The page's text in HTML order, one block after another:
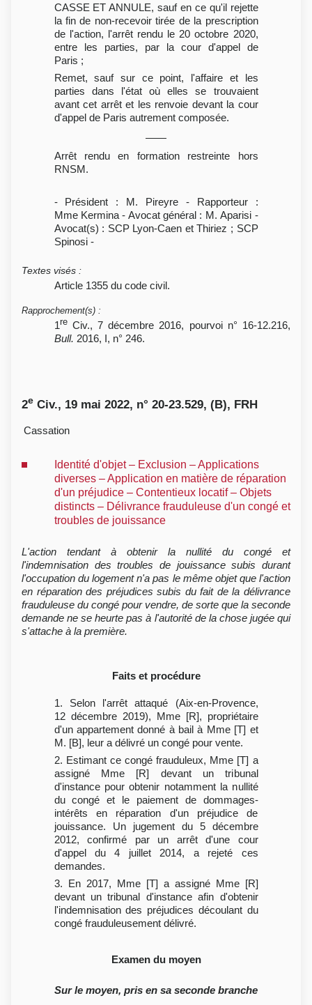
CASSE ET ANNULE, sauf en ce qu'il rejette
la fin de non-recevoir tirée de la prescription
de l'action, l'arrêt rendu le 20 octobre 2020,
entre les parties, par la cour d'appel de
Paris ;
Remet, sauf sur ce point, l'affaire et les
parties dans l'état où elles se trouvaient
avant cet arrêt et les renvoie devant la cour
d'appel de Paris autrement composée.
Arrêt rendu en formation restreinte hors
RNSM.
- Président : M. Pireyre - Rapporteur :
Mme Kermina - Avocat général : M. Aparisi -
Avocat(s) : SCP Lyon-Caen et Thiriez ; SCP
Spinosi -
Textes visés :
Article 1355 du code civil.
Rapprochement(s) :
1reCiv., 7 décembre 2016, pourvoi n° 16-12.216,
Bull. 2016, I, n° 246.
2e Civ., 19 mai 2022, n° 20-23.529, (B), FRH
Cassation
Identité d'objet – Exclusion – Applications
diverses – Application en matière de réparation
d'un préjudice – Contentieux locatif – Objets
distincts – Délivrance frauduleuse d'un congé et
troubles de jouissance
L'action tendant à obtenir la nullité du congé et
l'indemnisation des troubles de jouissance subis durant
l'occupation du logement n'a pas le même objet que l'action
en réparation des préjudices subis du fait de la délivrance
frauduleuse du congé pour vendre, de sorte que la seconde
demande ne se heurte pas à l'autorité de la chose jugée qui
s'attache à la première.
Faits et procédure
1. Selon l'arrêt attaqué (Aix-en-Provence,
12 décembre 2019), Mme [R], propriétaire
d'un appartement donné à bail à Mme [T] et
M. [B], leur a délivré un congé pour vente.
2. Estimant ce congé frauduleux, Mme [T] a
assigné Mme [R] devant un tribunal
d'instance pour obtenir notamment la nullité
du congé et le paiement de dommages-
intérêts en réparation d'un préjudice de
jouissance. Un jugement du 5 décembre
2012, confirmé par un arrêt d'une cour
d'appel du 4 juillet 2014, a rejeté ces
demandes.
3. En 2017, Mme [T] a assigné Mme [R]
devant un tribunal d'instance afin d'obtenir
l'indemnisation des préjudices découlant du
congé frauduleusement délivré.
Examen du moyen
Sur le moyen, pris en sa seconde branche